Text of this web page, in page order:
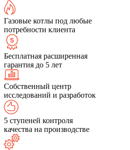
Газовые котлы под любые
потребности клиента
Бесплатная расширенная
гарантия до 5 лет
Собственный центр
исследований и разработок
5 ступеней контроля
качества на производстве